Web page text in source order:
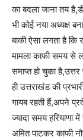
का बदला जाना तय
भी कोई नया अध्यक्ष
बाकी ऐसा लगता है
मामला काफी समय से
समाप्त हो चुका
ही उत्तराखंड की
गायब रहती हैं,अपने
ज्यादा समय हरियाणा
अमित पाटकर काफी